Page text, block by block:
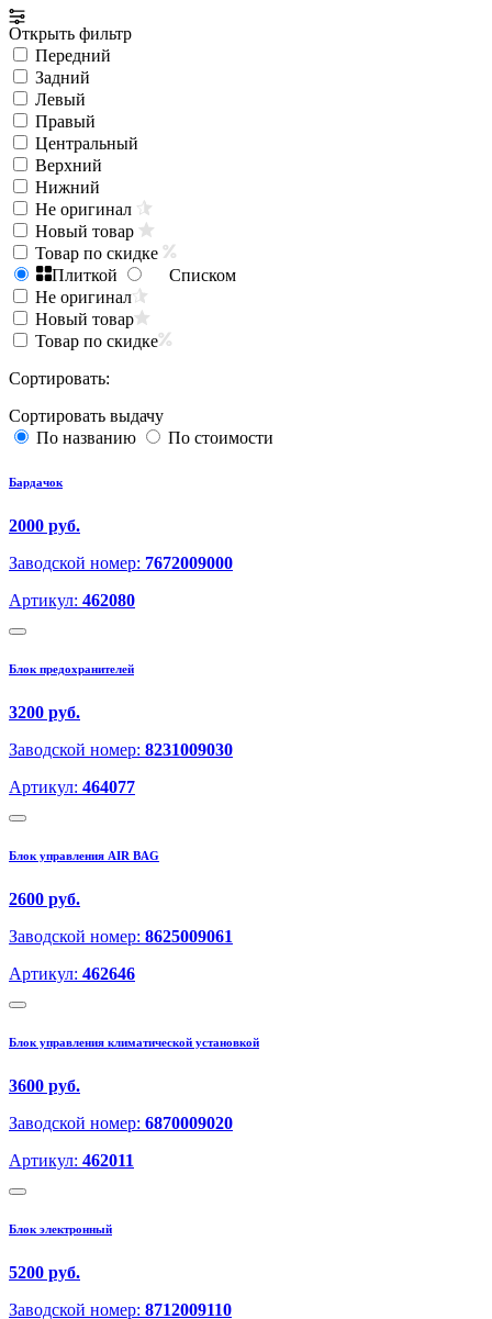
Открыть фильтр
Передний
Задний
Левый
Правый
Центральный
Верхний
Нижний
Не оригинал
Новый товар
Товар по скидке
Плиткой
Списком
Не оригинал
Новый товар
Товар по скидке
Сортировать:
Сортировать выдачу
По названию
По стоимости
Бардачок
2000 руб.
Заводской номер: 7672009000
Артикул: 462080
Блок предохранителей
3200 руб.
Заводской номер: 8231009030
Артикул: 464077
Блок управления AIR BAG
2600 руб.
Заводской номер: 8625009061
Артикул: 462646
Блок управления климатической установкой
3600 руб.
Заводской номер: 6870009020
Артикул: 462011
Блок электронный
5200 руб.
Заводской номер: 8712009110